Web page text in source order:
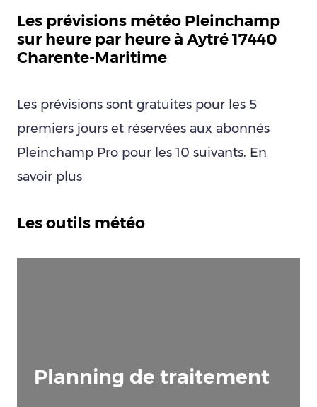
Les prévisions météo Pleinchamp
sur heure par heure à Aytré 17440
Charente-Maritime
Les prévisions sont gratuites pour les 5
premiers jours et réservées aux abonnés
Pleinchamp Pro pour les 10 suivants. En
savoir plus
Les outils météo
Planning de traitement